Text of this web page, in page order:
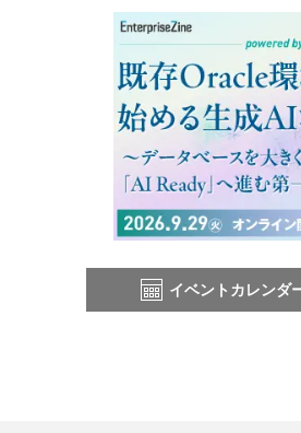
イベントカレンダ